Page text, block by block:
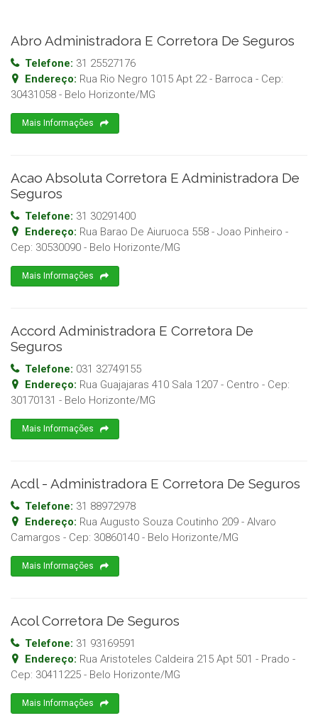
Abro Administradora E Corretora De Seguros
Telefone: 31 25527176
Endereço: Rua Rio Negro 1015 Apt 22 - Barroca - Cep:
30431058 - Belo Horizonte/MG
Mais Informações
Acao Absoluta Corretora E Administradora De
Seguros
Telefone: 31 30291400
Endereço: Rua Barao De Aiuruoca 558 - Joao Pinheiro -
Cep: 30530090 - Belo Horizonte/MG
Mais Informações
Accord Administradora E Corretora De
Seguros
Telefone: 031 32749155
Endereço: Rua Guajajaras 410 Sala 1207 - Centro - Cep:
30170131 - Belo Horizonte/MG
Mais Informações
Acdl - Administradora E Corretora De Seguros
Telefone: 31 88972978
Endereço: Rua Augusto Souza Coutinho 209 - Alvaro
Camargos - Cep: 30860140 - Belo Horizonte/MG
Mais Informações
Acol Corretora De Seguros
Telefone: 31 93169591
Endereço: Rua Aristoteles Caldeira 215 Apt 501 - Prado -
Cep: 30411225 - Belo Horizonte/MG
Mais Informações